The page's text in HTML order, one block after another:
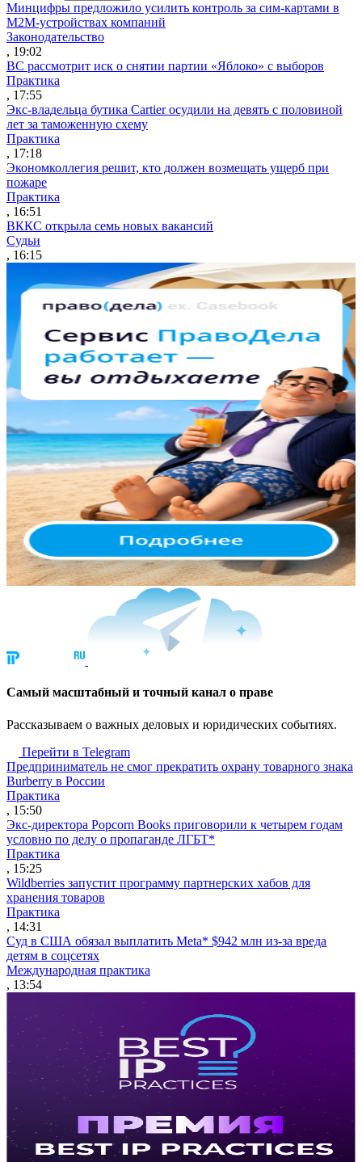
Минцифры предложило усилить контроль за сим-картами в
M2M-устройствах компаний
Законодательство
, 19:02
ВС рассмотрит иск о снятии партии «Яблоко» с выборов
Практика
, 17:55
Экс-владельца бутика Cartier осудили на девять с половиной
лет за таможенную схему
Практика
, 17:18
Экономколлегия решит, кто должен возмещать ущерб при
пожаре
Практика
, 16:51
ВККС открыла семь новых вакансий
Судьи
, 16:15
Cамый масштабный и точный канал о праве
Рассказываем о важных деловых и юридических событиях.
Перейти в Telegram
Предприниматель не смог прекратить охрану товарного знака
Burberry в России
Практика
, 15:50
Экс-директора Popcorn Books приговорили к четырем годам
условно по делу о пропаганде ЛГБТ*
Практика
, 15:25
Wildberries запустит программу партнерских хабов для
хранения товаров
Практика
, 14:31
Суд в США обязал выплатить Meta* $942 млн из-за вреда
детям в соцсетях
Международная практика
, 13:54